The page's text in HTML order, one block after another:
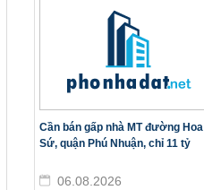
Cần bán gấp nhà MT đường Hoa
Sứ, quận Phú Nhuận, chỉ 11 tỷ
06.08.2026